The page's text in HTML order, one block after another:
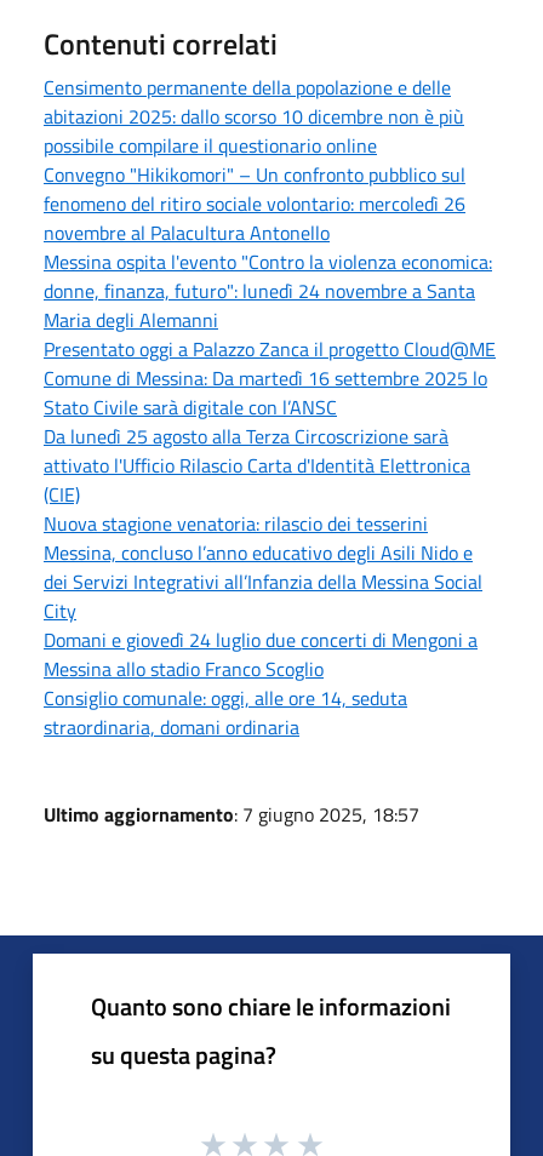
Contenuti correlati
Censimento permanente della popolazione e delle
abitazioni 2025: dallo scorso 10 dicembre non è più
possibile compilare il questionario online
Convegno "Hikikomori" – Un confronto pubblico sul
fenomeno del ritiro sociale volontario: mercoledì 26
novembre al Palacultura Antonello
Messina ospita l'evento "Contro la violenza economica:
donne, finanza, futuro": lunedì 24 novembre a Santa
Maria degli Alemanni
Presentato oggi a Palazzo Zanca il progetto Cloud@ME
Comune di Messina: Da martedì 16 settembre 2025 lo
Stato Civile sarà digitale con l’ANSC
Da lunedì 25 agosto alla Terza Circoscrizione sarà
attivato l'Ufficio Rilascio Carta d'Identità Elettronica
(CIE)
Nuova stagione venatoria: rilascio dei tesserini
Messina, concluso l’anno educativo degli Asili Nido e
dei Servizi Integrativi all’Infanzia della Messina Social
City
Domani e giovedì 24 luglio due concerti di Mengoni a
Messina allo stadio Franco Scoglio
Consiglio comunale: oggi, alle ore 14, seduta
straordinaria, domani ordinaria
Ultimo aggiornamento: 7 giugno 2025, 18:57
Quanto sono chiare le informazioni
su questa pagina?